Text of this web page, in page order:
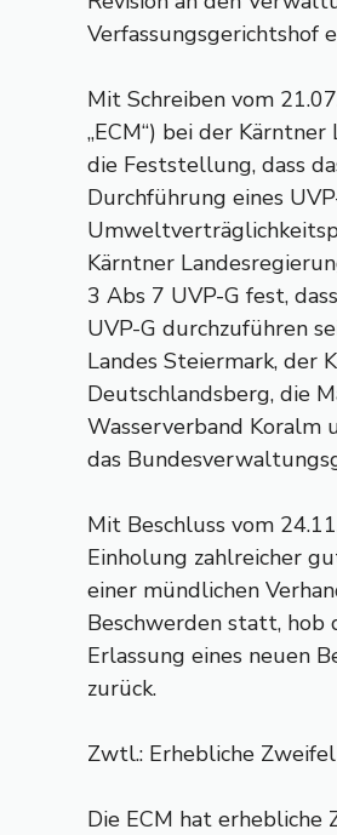
Verfassungsgerichtshof
Mit Schreiben vom
„ECM“) bei der
die Feststellung, dass
Durchführung eines
Kärntner
3 Abs 7 UVP-G fest,
UVP-G durchzuführen
Landes Steiermark, der
Deutschlandsberg, die
Wasserverband Koralm
das
Mit Beschluss vom
Einholung zahlreicher
einer mündlichen
Beschwerden statt, hob
Erlassung eines neuen
zurück.
Zwtl.: Erhebliche
Die ECM hat